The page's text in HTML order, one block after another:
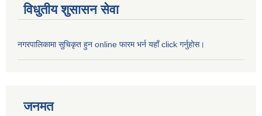
विधुतीय शुसासन सेवा
नगरपालिकामा सुचिकृत हुन online फारम भर्न यहाँ click गर्नुहोस।
जनमत